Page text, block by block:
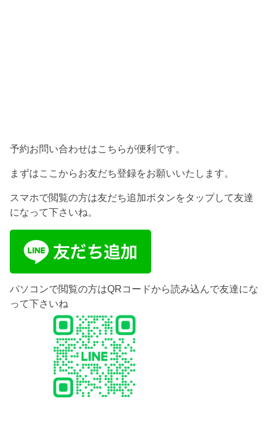
予約お問い合わせはこちらが便利です。
まずはここからお友だち登録をお願いいたします。
スマホで閲覧の方は友だち追加ボタンをタップして友達
になって下さいね。
パソコンで閲覧の方はQRコードから読み込んで友達にな
って下さいね